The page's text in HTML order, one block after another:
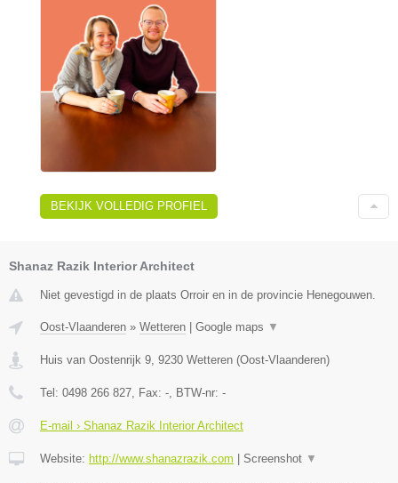
BEKIJK VOLLEDIG PROFIEL
Shanaz Razik Interior Architect
Niet gevestigd in de plaats Orroir en in de provincie Henegouwen.
Oost-Vlaanderen » Wetteren Google maps ▼
Huis van Oostenrijk 9, 9230 Wetteren (Oost-Vlaanderen)
Tel: 0498 266 827, Fax: -, BTW-nr: -
E-mail › Shanaz Razik Interior Architect
Website: http://www.shanazrazik.com Screenshot ▼